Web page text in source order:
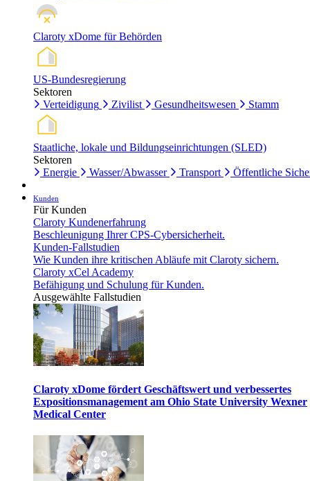
Claroty xDome für Behörden
US-Bundesregierung
Sektoren
Verteidigung
Zivilist Gesundheitswesen Stamm
Staatliche, lokale und Bildungseinrichtungen (SLED)
Sektoren
Energie
Wasser/Abwasser Transport Öffentliche
Kunden
Für Kunden
Claroty Kundenerfahrung
Beschleunigung Ihrer CPS-Cybersicherheit.
Kunden-Fallstudien
Wie Kunden ihre kritischen Abläufe mit Claroty sichern.
Claroty xCel Academy
Befähigung und Schulung für Kunden.
Ausgewählte Fallstudien
Claroty xDome fördert Geschäftswert und verbessertes
Expositionsmanagement am Ohio State University Wexner
Medical Center